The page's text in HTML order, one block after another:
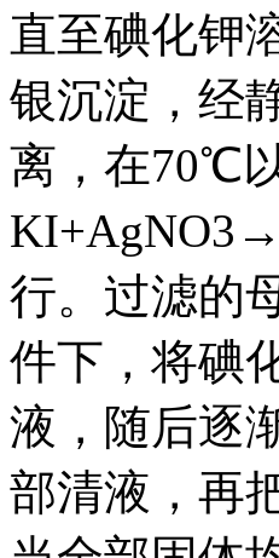
直至碘化钾
银沉淀，经
离，在70℃
行。过滤的
件下，将碘
液，随后逐
部清液，再